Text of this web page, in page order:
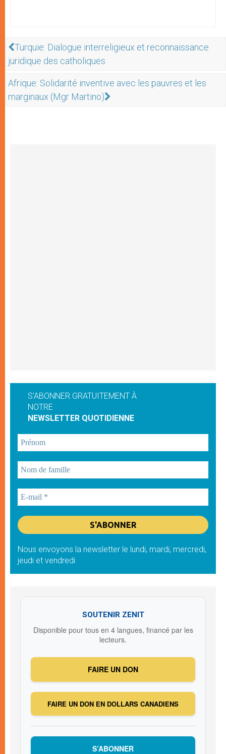
Turquie: Dialogue interreligieux et reconnaissance
juridique des catholiques
Afrique: Solidarité inventive avec les pauvres et les
marginaux (Mgr Martino)
S'ABONNER GRATUITEMENT À
NOTRE
NEWSLETTER QUOTIDIENNE
Nous envoyons la newsletter le lundi, mardi, mercredi,
jeudi et vendredi
SOUTENIR ZENIT
Disponible pour tous en 4 langues, financé par les
lecteurs.
FAIRE UN DON
FAIRE UN DON EN DOLLARS CANADIENS
S’ABONNER